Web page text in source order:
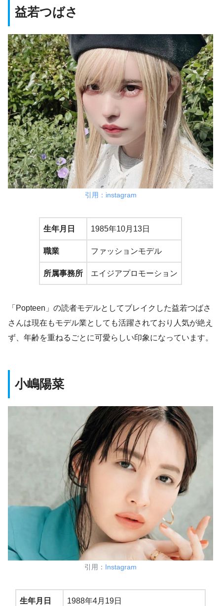
益若つばさ
引用：instagram
生年月日 1985年10月13日
職業 ファッションモデル
所属事務所 エイジアプロモーション
「Popteen」の読者モデルとしてブレイクした益若つばさ
さんは現在もモデル業としても活躍されており人気が絶え
ず、年齢を重ねるごとに可愛らしい印象になっています。
小嶋陽菜
引用： Instagram
生年月日 1988年4月19日